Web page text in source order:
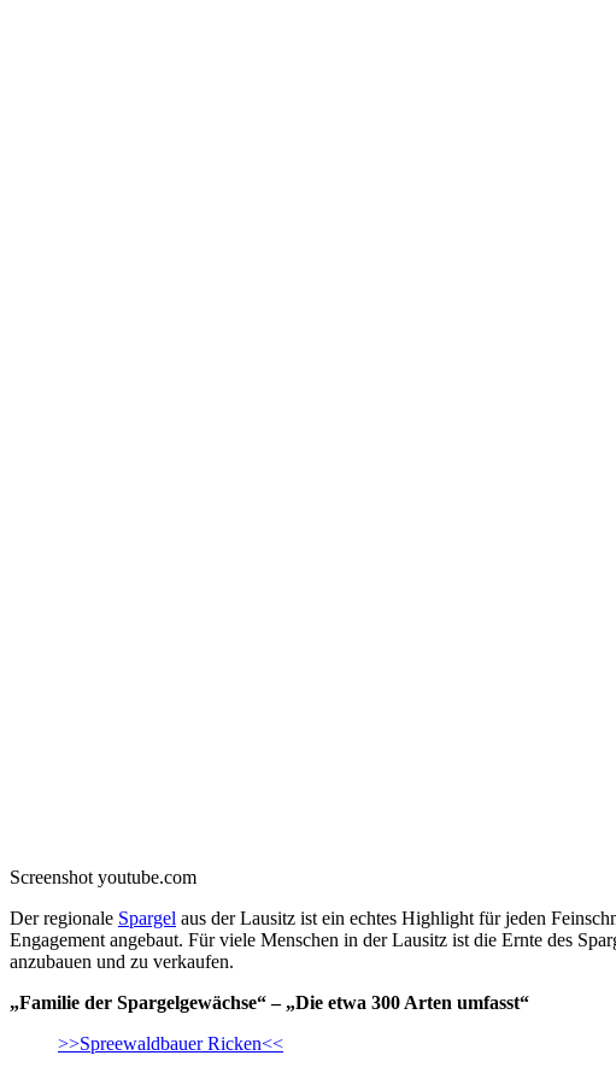
Screenshot youtube.com
Der regionale Spargel aus der Lausitz ist ein echtes Highlight für jeden
Engagement angebaut. Für viele Menschen in der Lausitz ist die Ernte des
anzubauen und zu verkaufen.
„Familie der Spargelgewächse“ – „Die etwa 300 Arten umfasst“
>>Spreewaldbauer Ricken<<